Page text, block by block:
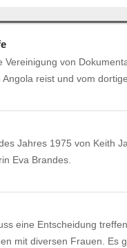
Vereinigung von
reist und vom
Jahres 1975 von Keith
Eva Brandes.
eine Entscheidung
mit diversen Frauen.